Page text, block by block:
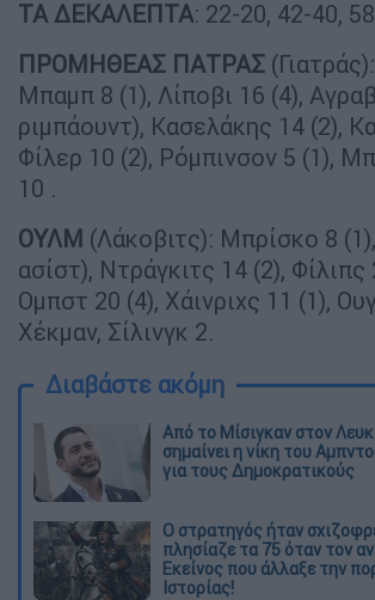
ΤΑ ΔΕΚΑΛΕΠΤΑ: 22-20, 42-40,
ΠΡΟΜΗΘΕΑΣ ΠΑΤΡΑΣ
Μπαμπ 8 (1), Λίποβι 16 (4),
ριμπάουντ), Κασελάκης 14 (2),
Φίλερ 10 (2), Ρόμπινσον 5 (1),
10 .
ΟΥΛΜ (Λάκοβιτς): Μπρίσκο 8
ασίστ), Ντράγκιτς 14 (2), Φίλιπς
Ομπστ 20 (4), Χάινριχς 11 (1),
Χέκμαν, Σίλινγκ 2.
Διαβάστε ακόμη
Από το Μίσιγκαν στον
σημαίνει η νίκη του
για τους Δημοκρατικούς
O στρατηγός ήταν
πλησίαζε τα 75 όταν τον
Εκείνος που άλλαξε την
Ιστορίας!